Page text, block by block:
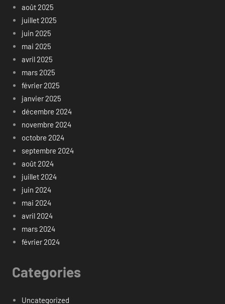
août 2025
juillet 2025
juin 2025
mai 2025
avril 2025
mars 2025
février 2025
janvier 2025
décembre 2024
novembre 2024
octobre 2024
septembre 2024
août 2024
juillet 2024
juin 2024
mai 2024
avril 2024
mars 2024
février 2024
Categories
Uncategorized